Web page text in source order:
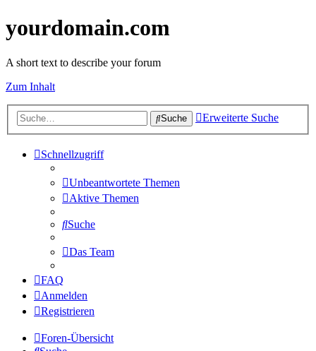
yourdomain.com
A short text to describe your forum
Zum Inhalt
Suche Erweiterte Suche
Schnellzugriff
Unbeantwortete Themen
Aktive Themen
Suche
Das Team
FAQ
Anmelden
Registrieren
Foren-Übersicht